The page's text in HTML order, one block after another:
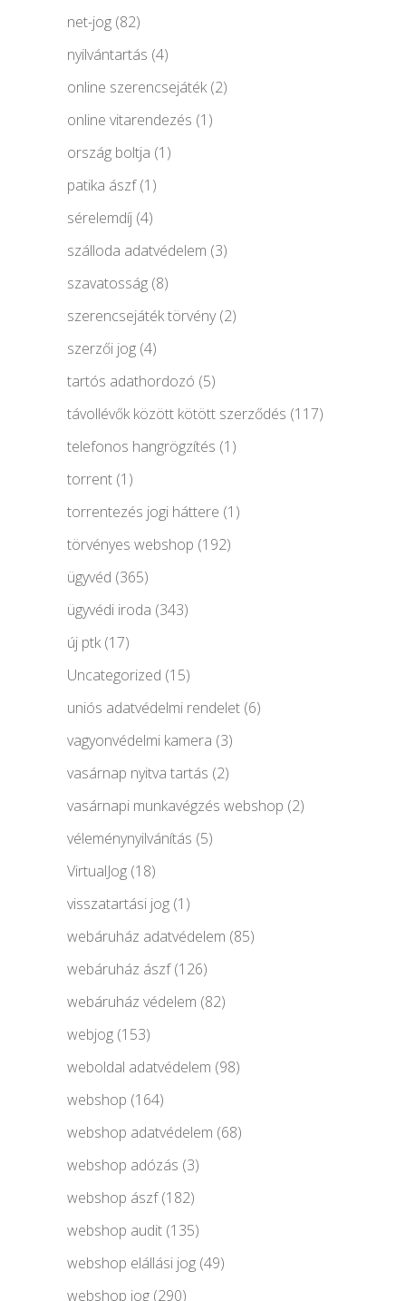
net-jog (82)
nyilvántartás (4)
online szerencsejáték(2)
online vitarendezés (1)
ország boltja (1)
patika ászf(1)
sérelemdíj (4)
szálloda adatvédelem (3)
szavatosság (8)
szerencsejáték törvény(2)
szerzői jog (4)
tartós adathordozó (5)
távollévők között kötött szerződés (117)
telefonos hangrögzítés (1)
torrent (1)
torrentezés jogi háttere (1)
törvényes webshop (192)
ügyvéd (365)
ügyvédi iroda (343)
új ptk(17)
Uncategorized (15)
uniós adatvédelmi rendelet (6)
vagyonvédelmi kamera (3)
vasárnap nyitva tartás (2)
vasárnapi munkavégzés webshop (2)
véleménynyilvánítás (5)
VirtualJog (18)
visszatartási jog (1)
webáruház adatvédelem (85)
webáruház ászf(126)
webáruház védelem (82)
webjog (153)
weboldal adatvédelem (98)
webshop (164)
webshop adatvédelem (68)
webshop adózás (3)
webshop ászf(182)
webshop audit (135)
webshop elállási jog (49)
webshop jog (290)